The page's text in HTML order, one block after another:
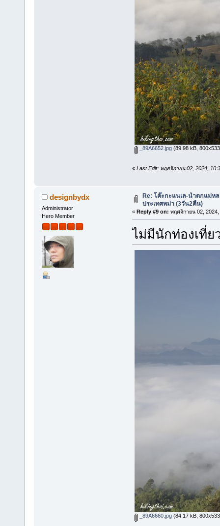
_89A6652.jpg(89.98 kB,
« Last Edit: พฤศจิกายน 02, 2024,
designbydx
Administrator
Hero Member
Re: โค๊ะกะแนเล-น้ำตกแม่หล
ประเทศพม่า (3วัน2คืน)
« Reply #9 on: พฤศจิกายน 02, 2024,
ไม่มีนักท่องเที่
_89A6660.jpg(84.17 kB,